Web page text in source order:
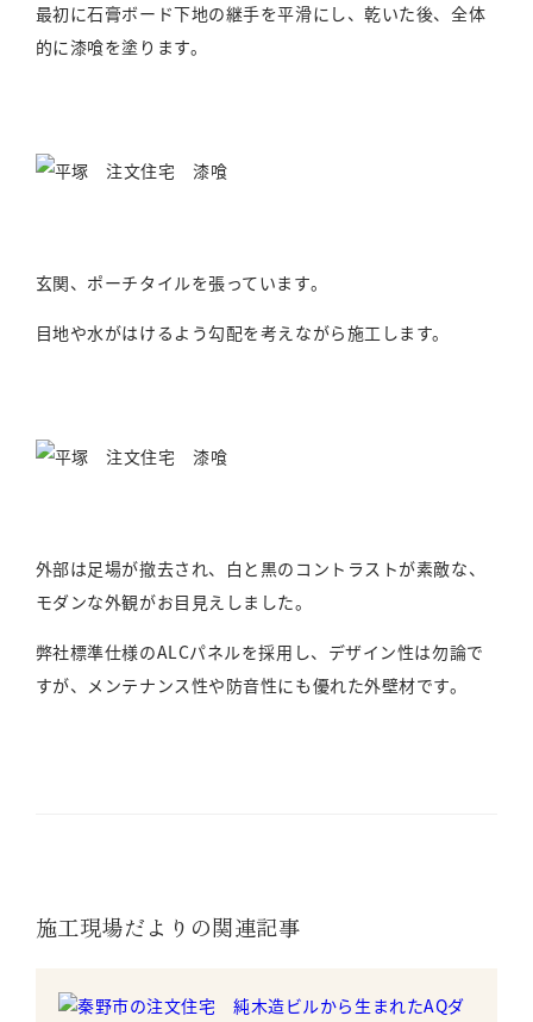
最初に石膏ボード下地の継手を平滑にし、乾いた後、全体
的に漆喰を塗ります。
玄関、ポーチタイルを張っています。
目地や水がはけるよう勾配を考えながら施工します。
外部は足場が撤去され、白と黒のコントラストが素敵な、
モダンな外観がお目見えしました。
弊社標準仕様のALCパネルを採用し、デザイン性は勿論で
すが、メンテナンス性や防音性にも優れた外壁材です。
施工現場だよりの関連記事